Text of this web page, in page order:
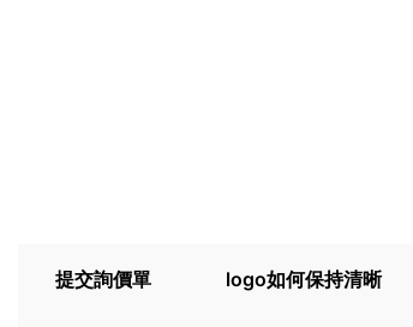
提交詢價單 logo如何保持清晰